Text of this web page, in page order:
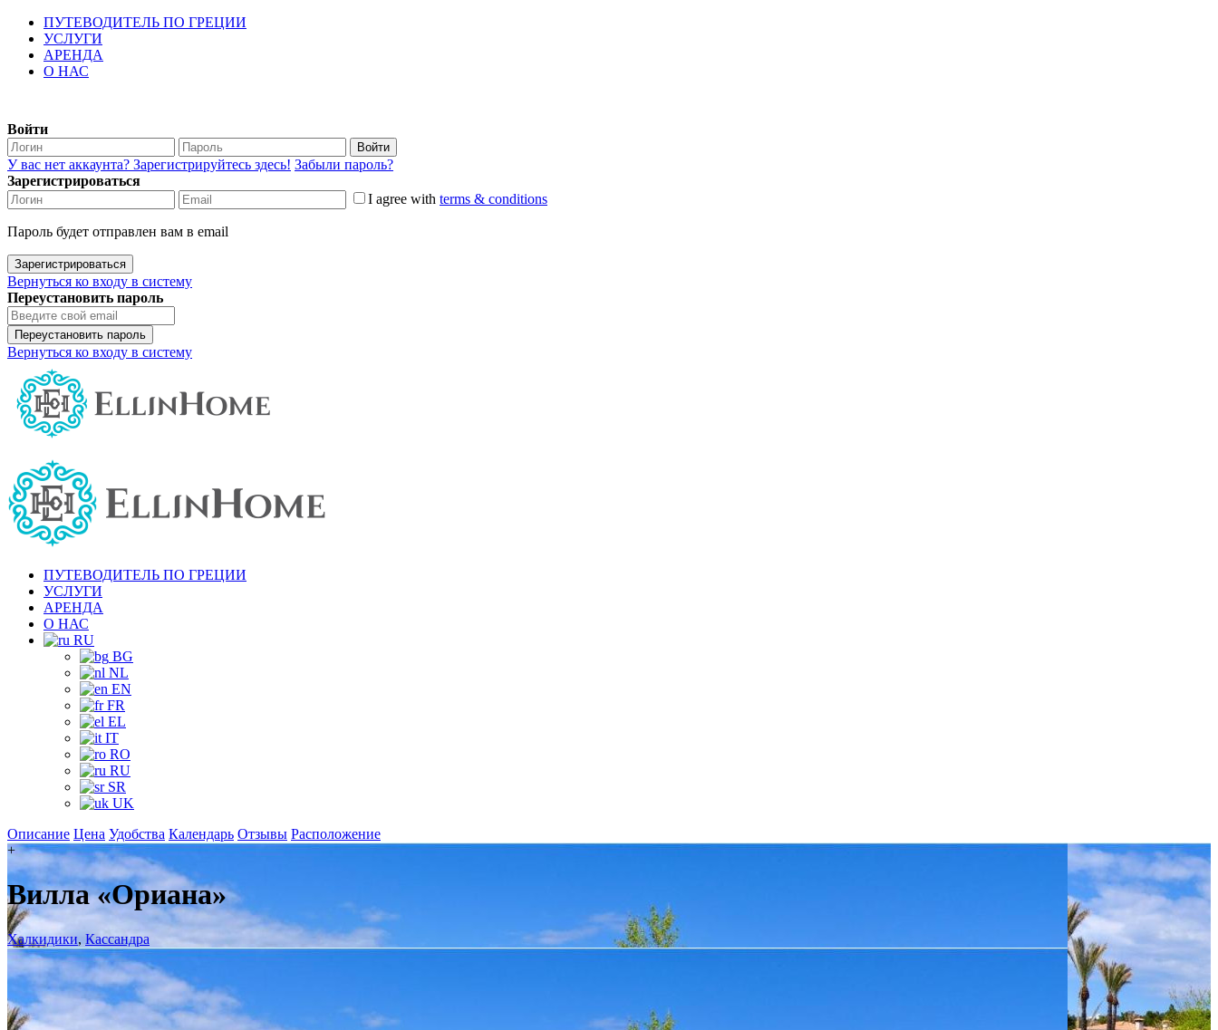
ПУТЕВОДИТЕЛЬ ПО ГРЕЦИИ
УСЛУГИ
АРЕНДА
О НАС
Войти
Войти
У вас нет аккаунта? Зарегистрируйтесь здесь! Забыли пароль?
Зарегистрироваться
I agree with terms & conditions
Пароль будет отправлен вам в email
Зарегистрироваться
Вернуться ко входу в систему
Переустановить пароль
Переустановить пароль
Вернуться ко входу в систему
ПУТЕВОДИТЕЛЬ ПО ГРЕЦИИ
УСЛУГИ
АРЕНДА
О НАС
RU
BG
NL
EN
FR
EL
IT
RO
RU
SR
UK
Описание Цена Удобства Календарь Отзывы Расположение
+
Вилла «Ориана»
Халкидики, Кассандра